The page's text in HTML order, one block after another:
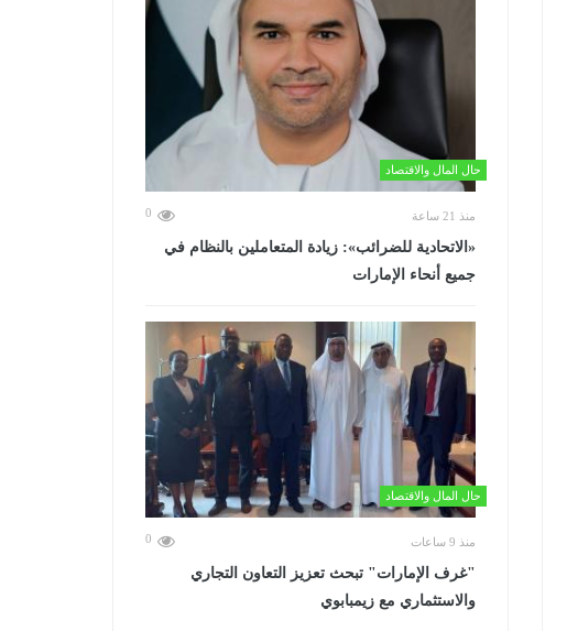
حال المال والاقتصاد
منذ 21 ساعة 0
«الاتحادية للضرائب»: زيادة المتعاملين بالنظام في
جميع أنحاء الإمارات
حال المال والاقتصاد
منذ 9 ساعات 0
"غرف الإمارات" تبحث تعزيز التعاون التجاري
والاستثماري مع زيمبابوي